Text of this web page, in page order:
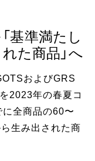
基準満たし
た商品」へ
およびGRS
2023年の春夏コ
に全商品の60〜
生み出された商